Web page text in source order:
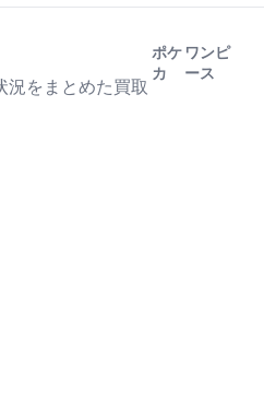
況をまとめた買取
ポケ
カ
ワンピ
ース